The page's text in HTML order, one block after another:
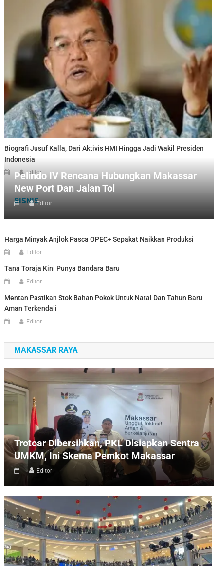
Biografi Jusuf Kalla, Dari Aktivis HMI Hingga Jadi Wakil Presiden
Indonesia
Editor
BISNIS
Pelindo IV Rencana Hubungkan Makassar
New Port Dan Jalan Tol
Editor
Harga Minyak Anjlok Pasca OPEC+ Sepakat Naikkan Produksi
Editor
Tana Toraja Kini Punya Bandara Baru
Editor
Mentan Pastikan Stok Bahan Pokok Untuk Natal Dan Tahun Baru
Aman Terkendali
Editor
MAKASSAR RAYA
Trotoar Dibersihkan, PKL Disiapkan Sentra
UMKM, Ini Skema Pemkot Makassar
Editor